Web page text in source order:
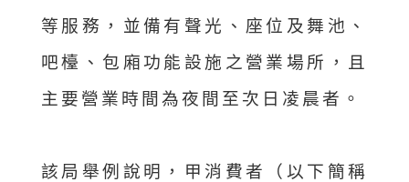
等服務，並備有聲光、座位及舞池、
吧檯、包廂功能設施之營業場所，且
主要營業時間為夜間至次日凌晨者。
該局舉例說明，甲消費者（以下簡稱